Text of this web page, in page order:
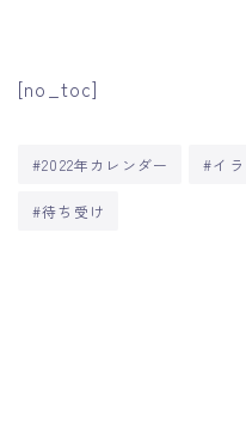
[no_toc]
#2022年カレンダー #イラ
#待ち受け